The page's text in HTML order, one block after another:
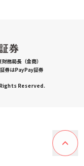
務局長（金商）
券はPayPay証券
Reserved.